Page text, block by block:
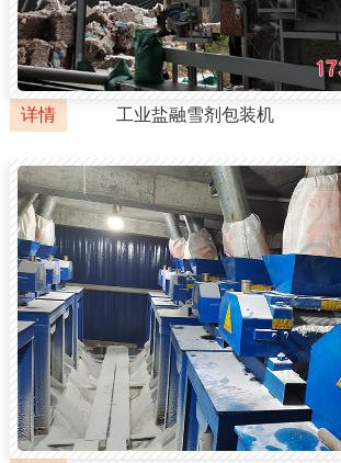
详情 工业盐融雪剂包装机